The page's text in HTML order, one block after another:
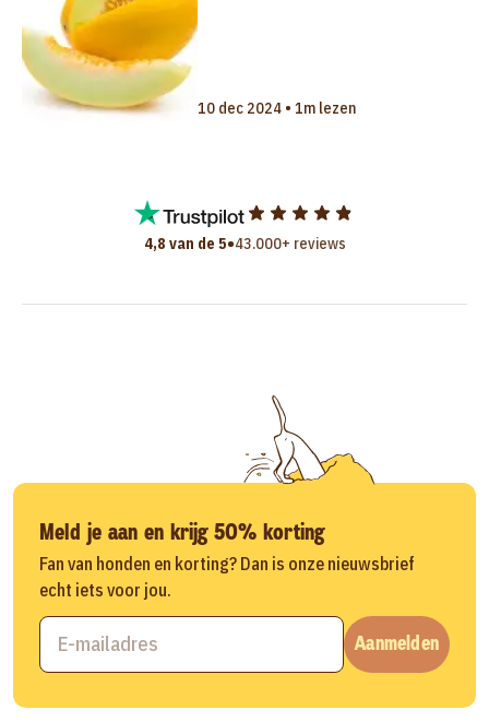
10 dec 2024 • 1m lezen
4,8 van de 5•43.000+ reviews
Meld je aan en krijg 50% korting
Fan van honden en korting? Dan is onze nieuwsbrief
echt iets voor jou.
Aanmelden